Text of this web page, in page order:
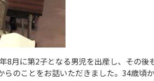
月に第2子となる男児を出産し、その後
のことをお話いただきました。34歳頃